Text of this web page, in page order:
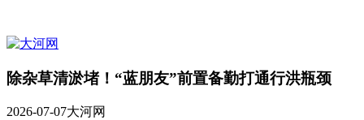
除杂草清淤堵！“蓝朋友”前置备勤打通行洪瓶颈
2026-07-07大河网